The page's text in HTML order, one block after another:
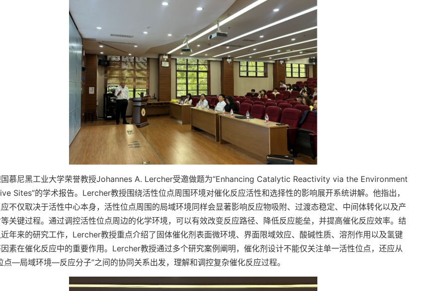
慕尼黑工业大学荣誉教授Johannes A. Lercher受邀做题为“Enhancing Catalytic Reactivity via the Environment
Sites”的学术报告。Lercher教授围绕活性位点周围环境对催化反应活性和选择性的影响展开系统讲解。他指出，
不仅取决于活性中心本身，活性位点周围的局域环境同样会显著影响反应物吸附、过渡态稳定、中间体转化以及产
关键过程。通过调控活性位点周边的化学环境，可以有效改变反应路径、降低反应能垒，并提高催化反应效率。结
年来的研究工作，Lercher教授重点介绍了固体催化剂表面微环境、界面限域效应、酸碱性质、溶剂作用以及氢键
素在催化反应中的重要作用。Lercher教授通过多个研究案例阐明，催化剂设计不能仅关注单一活性位点，还应从
点—局域环境—反应分子”之间的协同关系出发，理解和调控复杂催化反应过程。